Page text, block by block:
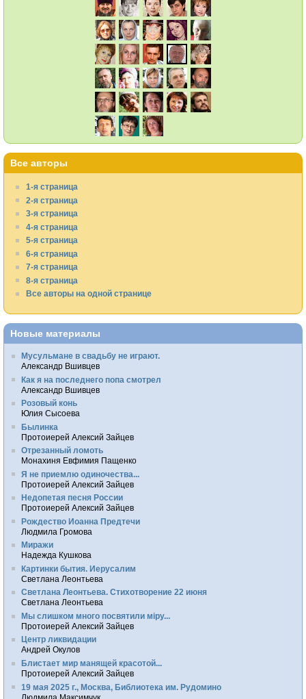
Все авторы
1-я страница
2-я страница
3-я страница
4-я страница
5-я страница
6-я страница
7-я страница
8-я страница
Все авторы на одной странице
Новые материалы
Мусульмане в свадьбу не играют.
Александр Вшивцев
Как я на последнего попа смотрел
Александр Вшивцев
Розовый конь
Юлия Сысоева
Былинка
Протоиерей Алексий Зайцев
Отрезанный ломоть
Монахиня Евфимия Пащенко
Я не приемлю одиночества...
Протоиерей Алексий Зайцев
Недопетая песня России
Протоиерей Алексий Зайцев
Рождество Иоанна Предтечи
Людмила Громова
Миражи
Надежда Кушкова
Картинки бытия. Иерусалим
Светлана Леонтьева
Светлана Леонтьева. Стихотворение 22 июня
Светлана Леонтьева
Мы слишком много посвятили мiру...
Протоиерей Алексий Зайцев
Центр ликвидации
Андрей Окулов
Блистает мир манящей красотой...
Протоиерей Алексий Зайцев
19 мая 2025 г., Москва, Библиотека им. Рудомино
Людмила Максимчук